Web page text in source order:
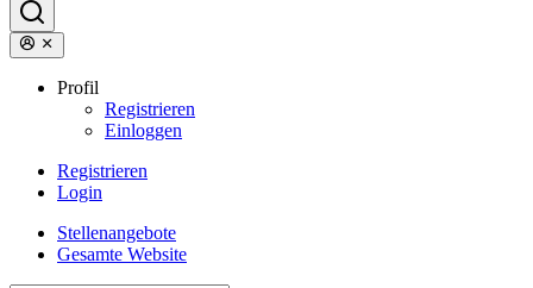
Profil
Registrieren
Einloggen
Registrieren
Login
Stellenangebote
Gesamte Website